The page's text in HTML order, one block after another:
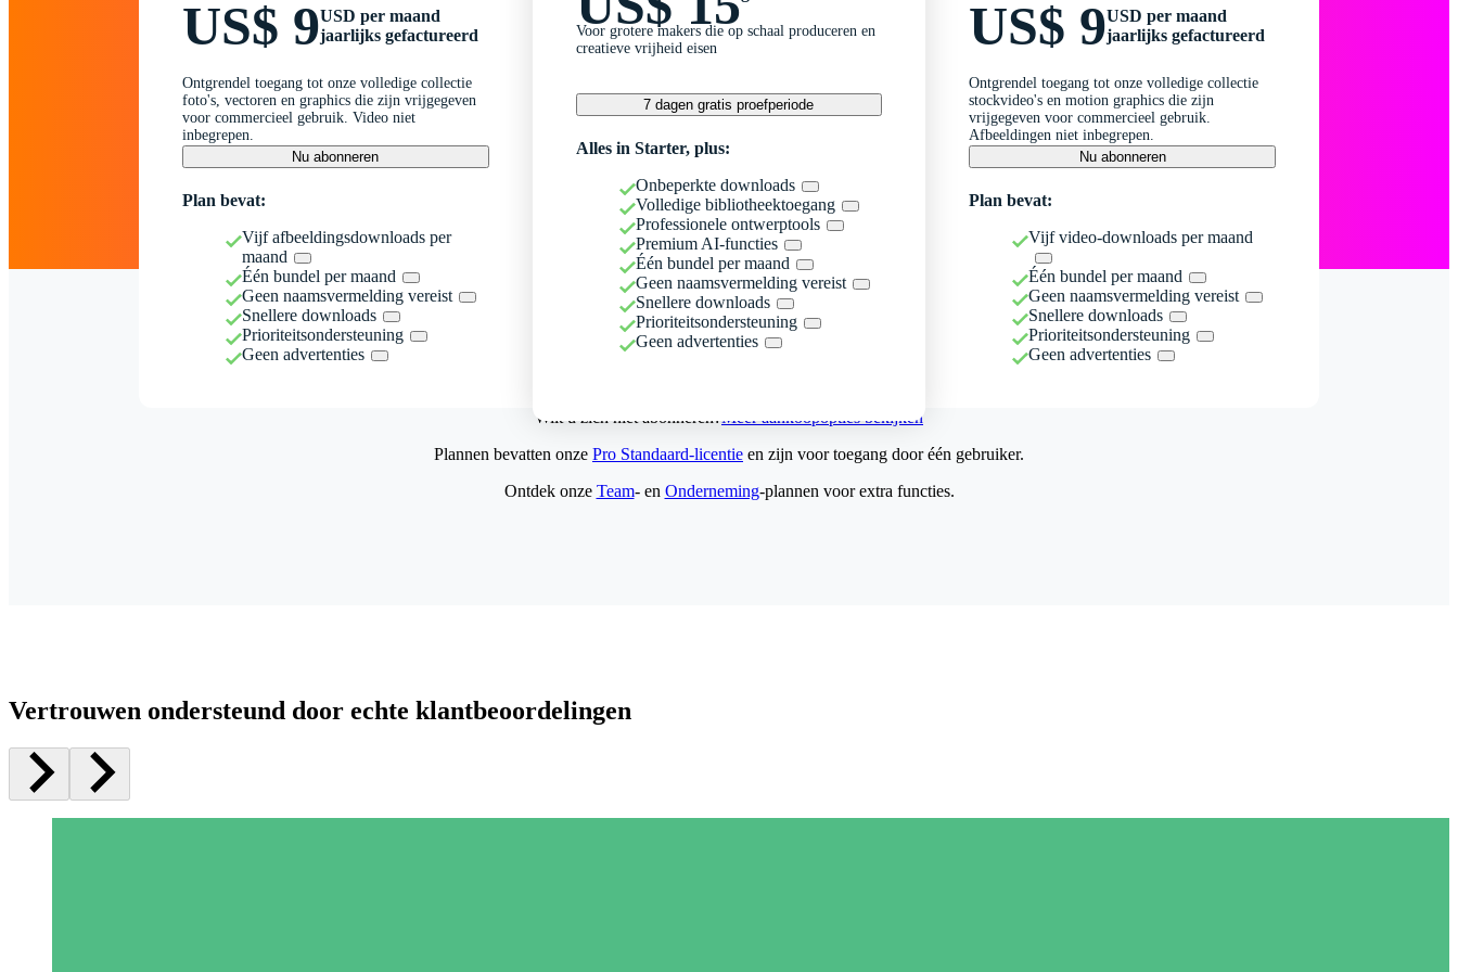
US$ 9USD per maand
jaarlijks gefactureerd
Ontgrendel toegang tot onze volledige collectie
foto's, vectoren en graphics die zijn vrijgegeven
voor commercieel gebruik. Video niet
inbegrepen.
Nu abonneren
Plan bevat:
Vijf afbeeldingsdownloads per
maand
Één bundel per maand
Geen naamsvermelding vereist
Snellere downloads
Prioriteitsondersteuning
Geen advertenties
Voor grotere makers die op schaal produceren en
creatieve vrijheid eisen
7 dagen gratis proefperiode
Alles in Starter, plus:
Onbeperkte downloads
Volledige bibliotheektoegang
Professionele ontwerptools
Premium AI-functies
Één bundel per maand
Geen naamsvermelding vereist
Snellere downloads
Prioriteitsondersteuning
Geen advertenties
US$ 9USD per maand
jaarlijks gefactureerd
Ontgrendel toegang tot onze volledige collectie
stockvideo's en motion graphics die zijn
vrijgegeven voor commercieel gebruik.
Afbeeldingen niet inbegrepen.
Nu abonneren
Plan bevat:
Vijf video-downloads per maand
Één bundel per maand
Geen naamsvermelding vereist
Snellere downloads
Prioriteitsondersteuning
Geen advertenties
Wilt u zich niet abonneren?Meer aankoopopties bekijken
Plannen bevatten onze Pro Standaard-licentie en zijn voor toegang door één gebruiker.
Ontdek onze Team- en Onderneming-plannen voor extra functies.
Vertrouwen ondersteund door echte klantbeoordelingen